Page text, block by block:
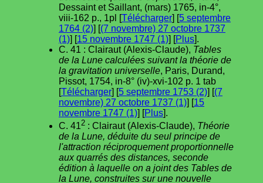
Dessaint et Saillant, (mars) 1765, in-4°,
viii-162 p., 1pl [Télécharger] [5 septembre
1764 (2)] [(7 novembre) 27 octobre 1737
(1)] [15 novembre 1747 (1)] [Plus].
C. 41 : Clairaut (Alexis-Claude), Tables
de la Lune calculées suivant la théorie de
la gravitation universelle, Paris, Durand,
Pissot, 1754, in-8° (iv)-xvi-102 p. 1 tab
[Télécharger] [5 septembre 1753 (2)] [(7
novembre) 27 octobre 1737 (1)] [15
novembre 1747 (1)] [Plus].
C. 412 : Clairaut (Alexis-Claude), Théorie
de la Lune, déduite du seul principe de
l'attraction réciproquement proportionnelle
aux quarrés des distances, seconde
édition à laquelle on a joint des Tables de
la Lune, construites sur une nouvelle